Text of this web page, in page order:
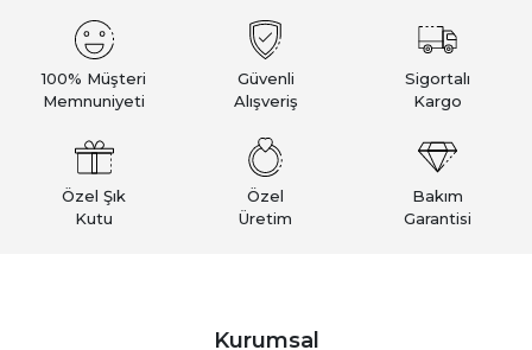
100% Müşteri
Memnuniyeti
Güvenli
Alışveriş
Sigortalı
Kargo
Özel Şık
Kutu
Özel
Üretim
Bakım
Garantisi
Kurumsal